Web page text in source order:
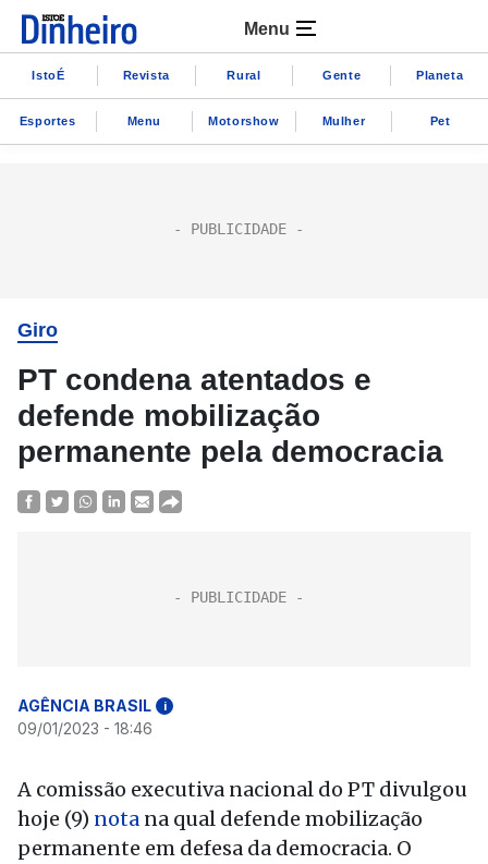
Menu
IstoÉ Revista Rural Gente Planeta
Esportes Menu Motorshow Mulher Pet
Giro
PT condena atentados e
defende mobilização
permanente pela democracia
AGÊNCIA BRASIL i
09/01/2023 - 18:46
A comissão executiva nacional do PT divulgou
hoje (9) nota na qual defende mobilização
permanente em defesa da democracia. O